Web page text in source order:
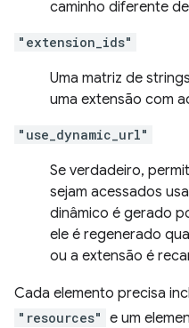
caminho diferente
"extension_ids"
Uma matriz de
uma extensão com
"use_dynamic_url"
Se verdadeiro,
sejam acessados
dinâmico é gerado
ele é regenerado
ou a extensão é
Cada elemento precisa
"resources" e um